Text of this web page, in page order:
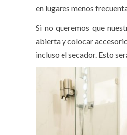
en lugares menos
Si no queremos que
abierta y colocar
incluso el secador. Esto